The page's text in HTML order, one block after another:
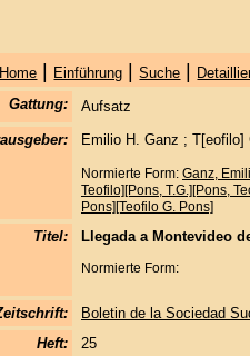
Home | Einführung |Suche |
Gattung:
Aufsatz
Emilio H. Ganz ; T[eofilo]
Normierte Form: Ganz,
Teofilo][Pons, T.G.][Pons,
Pons][Teofilo G. Pons]
Titel: Llegada a Montevideo
Normierte Form:
Boletin de la Sociedad
Heft:
25